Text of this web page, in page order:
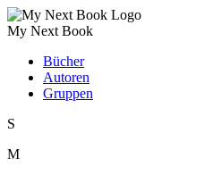
My Next Book
Bücher
Autoren
Gruppen
S
M